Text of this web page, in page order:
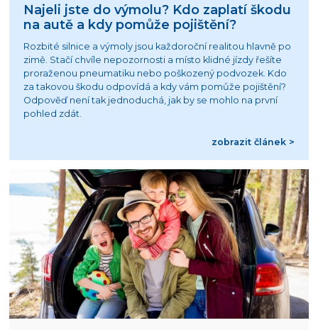
Najeli jste do výmolu? Kdo zaplatí škodu
na autě a kdy pomůže pojištění?
Rozbité silnice a výmoly jsou každoroční realitou hlavně po
zimě. Stačí chvíle nepozornosti a místo klidné jízdy řešíte
proraženou pneumatiku nebo poškozený podvozek. Kdo
za takovou škodu odpovídá a kdy vám pomůže pojištění?
Odpověď není tak jednoduchá, jak by se mohlo na první
pohled zdát.
zobrazit článek >